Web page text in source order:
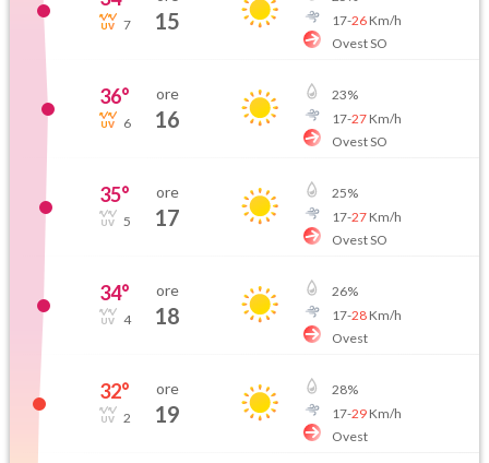
7 15
17-26Km/h
Ovest SO
36°
6
ore
16
23%
17-27Km/h
Ovest SO
35°
5
ore
17
25%
17-27Km/h
Ovest SO
34°
4
ore
18
26%
17-28Km/h
Ovest
32°
2
ore
19
28%
17-29Km/h
Ovest